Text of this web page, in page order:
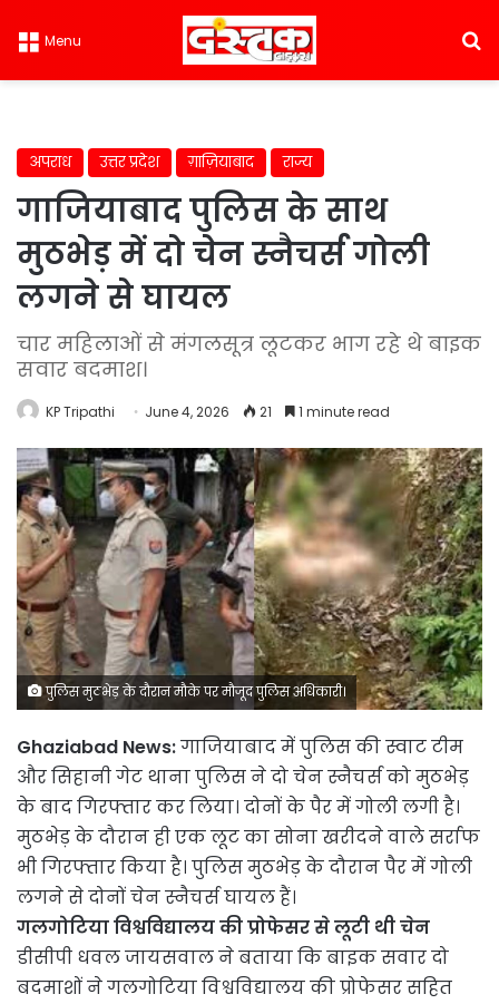
Menu
अपराध उत्तर प्रदेश ग़ाज़ियाबाद राज्य
गाजियाबाद पुलिस के साथ
मुठभेड़ में दो चेन स्नैचर्स गोली
लगने से घायल
चार महिलाओं से मंगलसूत्र लूटकर भाग रहे थे बाइक
सवार बदमाश।
KP Tripathi June 4, 2026 21 1 minute read
पुलिस मुठभेड़ के दौरान मौके पर मौजूद पुलिस अधिकारी।
Ghaziabad News:गाजियाबाद में पुलिस की स्वाट टीम
और सिहानी गेट थाना पुलिस ने दो चेन स्नैचर्स को मुठभेड़
के बाद गिरफ्तार कर लिया। दोनों के पैर में गोली लगी है।
मुठभेड़ के दौरान ही एक लूट का सोना खरीदने वाले सर्राफ
भी गिरफ्तार किया है। पुलिस मुठभेड़ के दौरान पैर में गोली
लगने से दोनों चेन स्नैचर्स घायल हैं।
गलगोटिया विश्वविद्यालय की प्रोफेसर से लूटी थी चेन
डीसीपी धवल जायसवाल ने बताया कि बाइक सवार दो
बदमाशों ने गलगोटिया विश्वविद्यालय की प्रोफेसर सहित